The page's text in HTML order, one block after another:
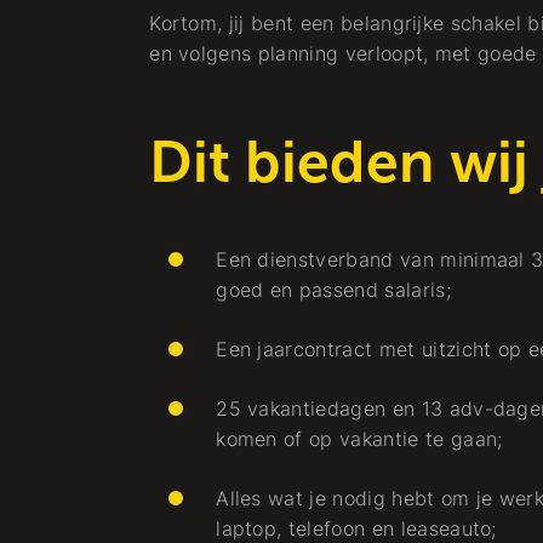
Kortom, jij bent een belangrijke schakel
en volgens planning verloopt, met
Dit bieden
Een dienstverband van minimaal
goed en passend salaris;
Een jaarcontract met uitzicht op
25 vakantiedagen en 13 adv-
komen of op vakantie te gaan;
Alles wat je nodig hebt om je
laptop, telefoon en leaseauto;
De Almeerse
header getemd